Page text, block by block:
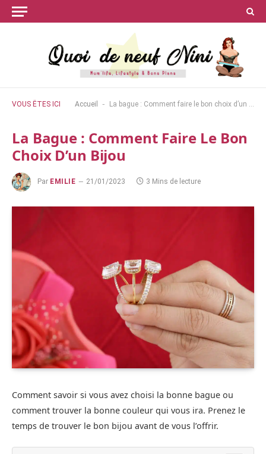
VOUS ÊTES ICI Accueil - La bague : Comment faire le bon choix d’un bijou
La Bague : Comment Faire Le Bon
Choix D’un Bijou
Par EMILIE 21/01/2023 3 Mins de lecture
Comment savoir si vous avez choisi la bonne bague ou
comment trouver la bonne couleur qui vous ira. Prenez le
temps de trouver le bon bijou avant de vous l’offrir.